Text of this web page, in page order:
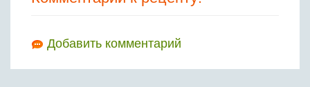
Добавить комментарий